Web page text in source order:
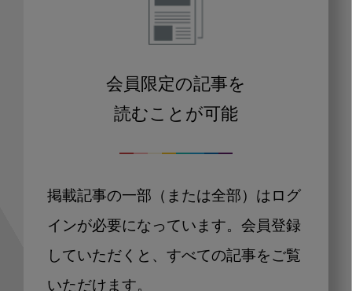
会員限定の記事を
読むことが可能
掲載記事の一部（または全部）はログ
インが必要になっています。会員登録
していただくと、すべての記事をご覧
いただけます。